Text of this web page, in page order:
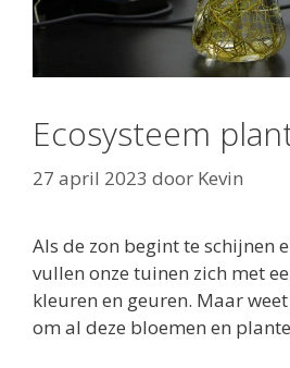
Ecosysteem
27 april 2023 door Kevin
Als de zon begint te schijnen
vullen onze tuinen zich met
kleuren en geuren. Maar
om al deze bloemen en